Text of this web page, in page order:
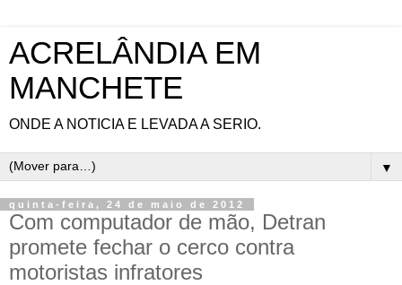
ACRELÂNDIA EM
MANCHETE
ONDE A NOTICIA E LEVADA A SERIO.
▼
quinta-feira, 24 de maio de 2012
Com computador de mão, Detran
promete fechar o cerco contra
motoristas infratores